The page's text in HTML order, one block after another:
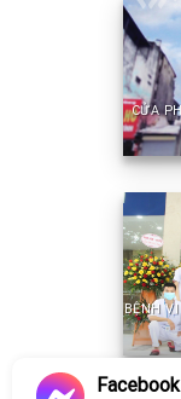
CỬA
BỆNH
Facebook